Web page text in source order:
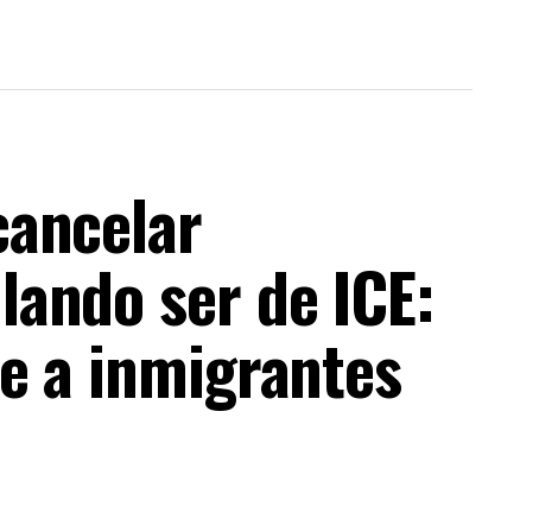
ser de ICE:
a inmigrantes